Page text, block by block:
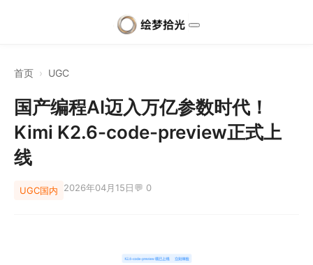
首页 › UGC
国产编程AI迈入万亿参数时代！
Kimi K2.6-code-preview正式上
线
UGC国内 2026年04月15日💬 0